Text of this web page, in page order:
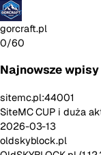
gorcraft.pl
0/60
Najnowsze
sitemc.pl:44001
SiteMC CUP i duża
2026-03-13
oldskyblock.pl